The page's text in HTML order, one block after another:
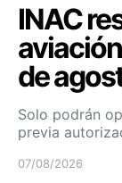
INAC
de
Solo podrán
previa
07/08/2026